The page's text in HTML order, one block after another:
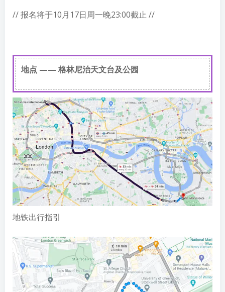
// 报名将于10月17日周一晚23:00截止 //
地点 —— 格林尼治天文台及公园
地铁出行指引